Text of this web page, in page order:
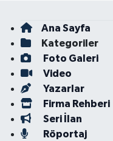
Ana Sayfa
Kategoriler
Foto Galeri
Video
Yazarlar
Firma Rehberi
Seri İlan
Röportaj